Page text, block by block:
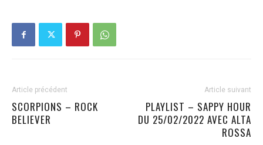
Article précédent
SCORPIONS – ROCK
BELIEVER
Article suivant
PLAYLIST – SAPPY HOUR
DU 25/02/2022 AVEC ALTA
ROSSA